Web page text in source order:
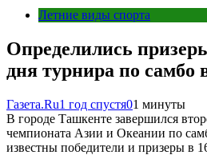
Летние виды спорта
Определились
дня турнира по самбо
Газета.Ru1 год спустя01 минуты
В городе Ташкенте завершился
чемпионата Азии и Океании по
известны победители и призеры в